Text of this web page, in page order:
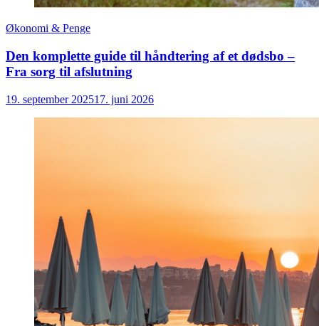
Økonomi & Penge
Den komplette guide til håndtering af et dødsbo –
Fra sorg til afslutning
19. september 202517. juni 2026